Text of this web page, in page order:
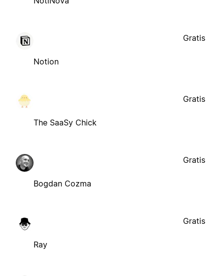
Notion
Gratis
The SaaSy Chick
Gratis
Bogdan Cozma
Gratis
Ray
Gratis